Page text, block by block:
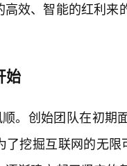
效、智能的红利来
始
。创始团队在初期
挖掘互联网的无